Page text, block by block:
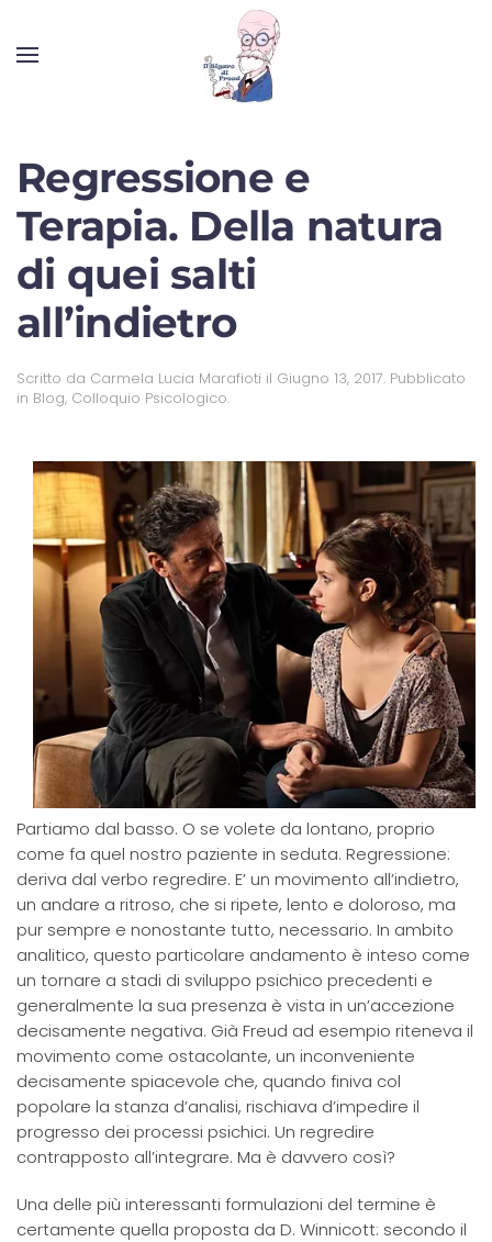
Regressione e
Terapia. Della natura
di quei salti
all’indietro
Scritto da Carmela Lucia Marafioti il Giugno 13, 2017. Pubblicato
in Blog, Colloquio Psicologico.
Partiamo dal basso. O se volete da lontano, proprio
come fa quel nostro paziente in seduta. Regressione:
deriva dal verbo regredire. E’ un movimento all’indietro,
un andare a ritroso, che si ripete, lento e doloroso, ma
pur sempre e nonostante tutto, necessario. In ambito
analitico, questo particolare andamento è inteso come
un tornare a stadi di sviluppo psichico precedenti e
generalmente la sua presenza è vista in un’accezione
decisamente negativa. Già Freud ad esempio riteneva il
movimento come ostacolante, un inconveniente
decisamente spiacevole che, quando finiva col
popolare la stanza d’analisi, rischiava d’impedire il
progresso dei processi psichici. Un regredire
contrapposto all’integrare. Ma è davvero così?
Una delle più interessanti formulazioni del termine è
certamente quella proposta da D. Winnicott: secondo il